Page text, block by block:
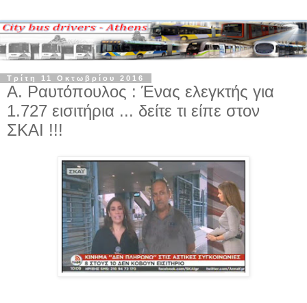
Τρίτη 11 Οκτωβρίου 2016
Α. Ραυτόπουλος : Ένας ελεγκτής για
1.727 εισιτήρια ... δείτε τι είπε στον
ΣΚΑΙ !!!